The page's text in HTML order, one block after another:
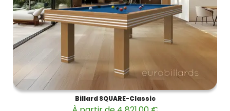
Billard SQUARE-Classic